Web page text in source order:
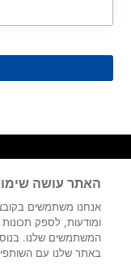
ניווט מהיר
דף הבית
בלוג
מפת אתר
מדיניות פרטיות
תנאי שימוש
האתר עושה
ומודעות, לספק
המשתמשים שלנו.
באתר שלנו עם